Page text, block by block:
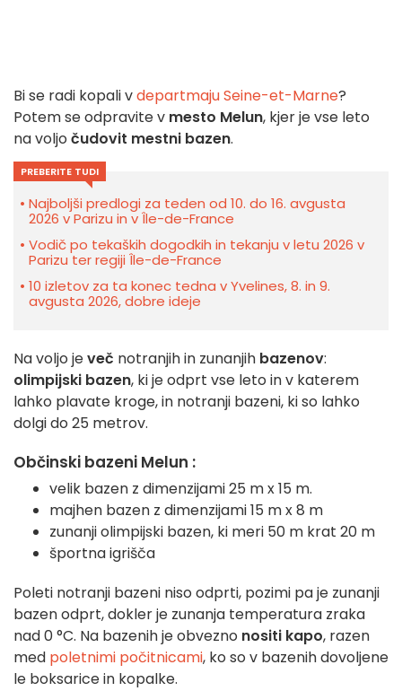
Bi se radi kopali vdepartmaju Seine-et-Marne?
Potem se odpravite v mesto Melun, kjer je vse leto
na voljo čudovit mestni bazen.
PREBERITE TUDI
Najboljši predlogi za teden od 10. do 16. avgusta
2026 v Parizu in v Île-de-France
Vodič po tekaških dogodkih in tekanju v letu 2026 v
Parizu ter regiji Île-de-France
10 izletov za ta konec tedna v Yvelines, 8. in 9.
avgusta 2026, dobre ideje
Na voljo jeveč notranjih in zunanjih bazenov:
olimpijski bazen, ki je odprt vse leto in v katerem
lahko plavate kroge, in notranji bazeni, ki so lahko
dolgi do 25 metrov.
Občinski bazeni Melun :
velik bazen z dimenzijami 25 m x 15 m.
majhen bazen z dimenzijami 15 m x 8 m
zunanji olimpijski bazen, ki meri 50 m krat 20 m
športna igrišča
Poleti notranji bazeni niso odprti, pozimi pa je zunanji
bazen odprt, dokler je zunanja temperatura zraka
nad 0 °C. Na bazenih je obvezno nositi kapo, razen
med poletnimi počitnicami, ko so v bazenih dovoljene
le boksarice in kopalke.